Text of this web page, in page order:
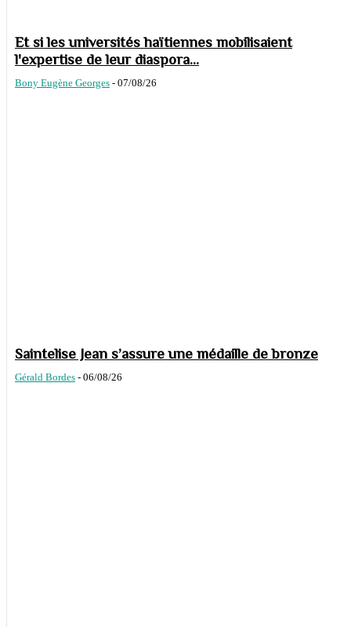
Et si les universités haïtiennes mobilisaient
l'expertise de leur diaspora...
Bony Eugène Georges - 07/08/26
Saintelise Jean s’assure une médaille de bronze
Gérald Bordes - 06/08/26